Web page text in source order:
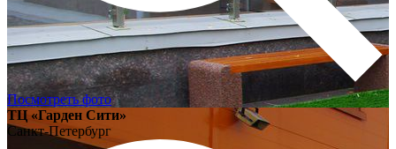
Посмотреть фото
ТЦ «Гарден Сити»
Санкт-Петербург